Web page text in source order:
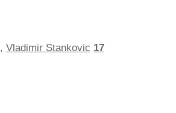
, Vladimir Stankovic 17